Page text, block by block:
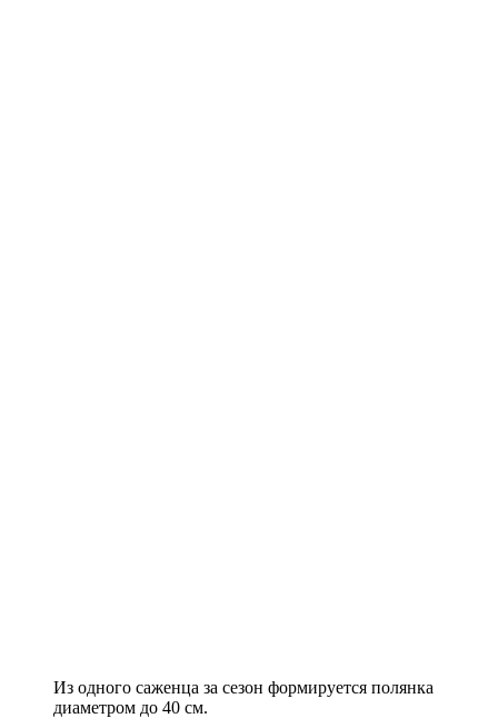
Из одного саженца за сезон формируется полянка
диаметром до 40 см.